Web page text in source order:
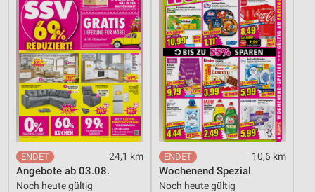
24,1 km
Angebote ab 03.08.
Noch heute gültig
10,6 km
Wochenend Spezial
Noch heute gültig